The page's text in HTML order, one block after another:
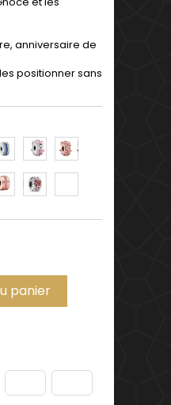
anniversaire de
positionner sans
10
19
panier